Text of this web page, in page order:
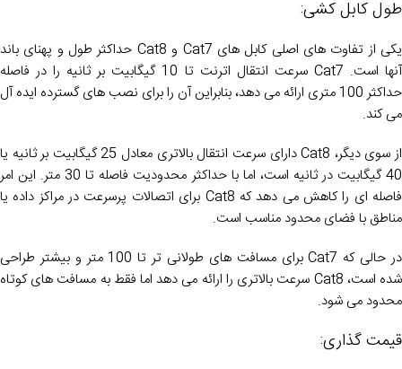
طول کابل کشی:
یکی از تفاوت های اصلی کابل های Cat7 و Cat8 حداکثر طول و پهنای باند
آنها است. Cat7 سرعت انتقال اترنت تا 10 گیگابیت بر ثانیه را در فاصله
حداکثر 100 متری ارائه می دهد، بنابراین آن را برای نصب های گسترده ایده آل
می کند.
از سوی دیگر، Cat8 دارای سرعت انتقال بالاتری معادل 25 گیگابیت بر ثانیه یا
40 گیگابیت در ثانیه است، اما با حداکثر محدودیت فاصله تا 30 متر. این امر
فاصله ای را کاهش می دهد که Cat8 برای اتصالات پرسرعت در مراکز داده یا
مناطق با فضای محدود مناسب است.
در حالی که Cat7 برای مسافت های طولانی تر تا 100 متر و بیشتر طراحی
شده است، Cat8 سرعت بالاتری را ارائه می دهد اما فقط به مسافت های کوتاه
محدود می شود.
قیمت گذاری: